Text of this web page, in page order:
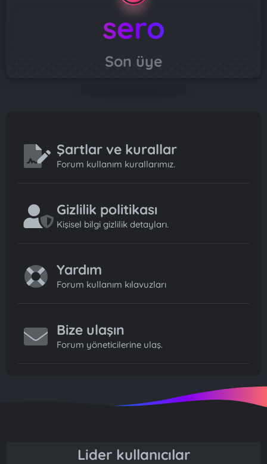
sero
Son üye
Şartlar ve kurallar
Forum kullanım kurallarımız.
Gizlilik politikası
Kişisel bilgi gizlilik detayları.
Yardım
Forum kullanım kılavuzları
Bize ulaşın
Forum yöneticilerine ulaş.
Lider kullanıcılar